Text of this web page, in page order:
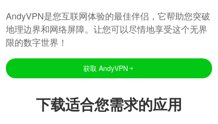
AndyVPN是您互联网体验的最佳伴侣，它帮助您突破
地理边界和网络屏障。让您可以尽情地享受这个无界
限的数字世界！
获取 AndyVPN
下载适合您需求的应用